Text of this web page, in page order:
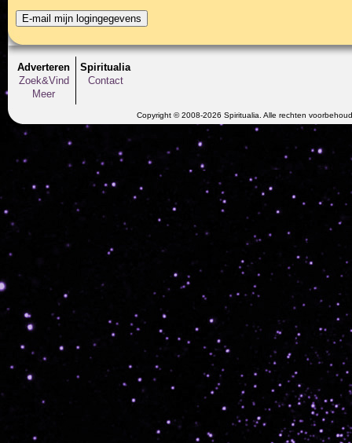
Adverteren
Zoek&Vind
Meer
Spiritualia
Contact
Copyright © 2008-2026 Spiritualia. Alle rechten